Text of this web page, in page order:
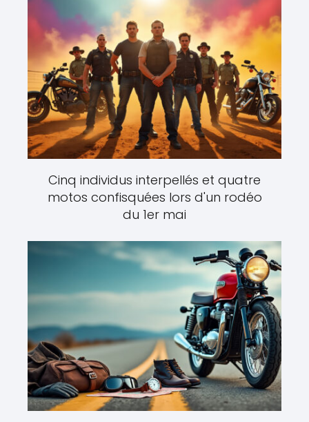
Cinq individus interpellés et quatre
motos confisquées lors d'un rodéo
du 1er mai